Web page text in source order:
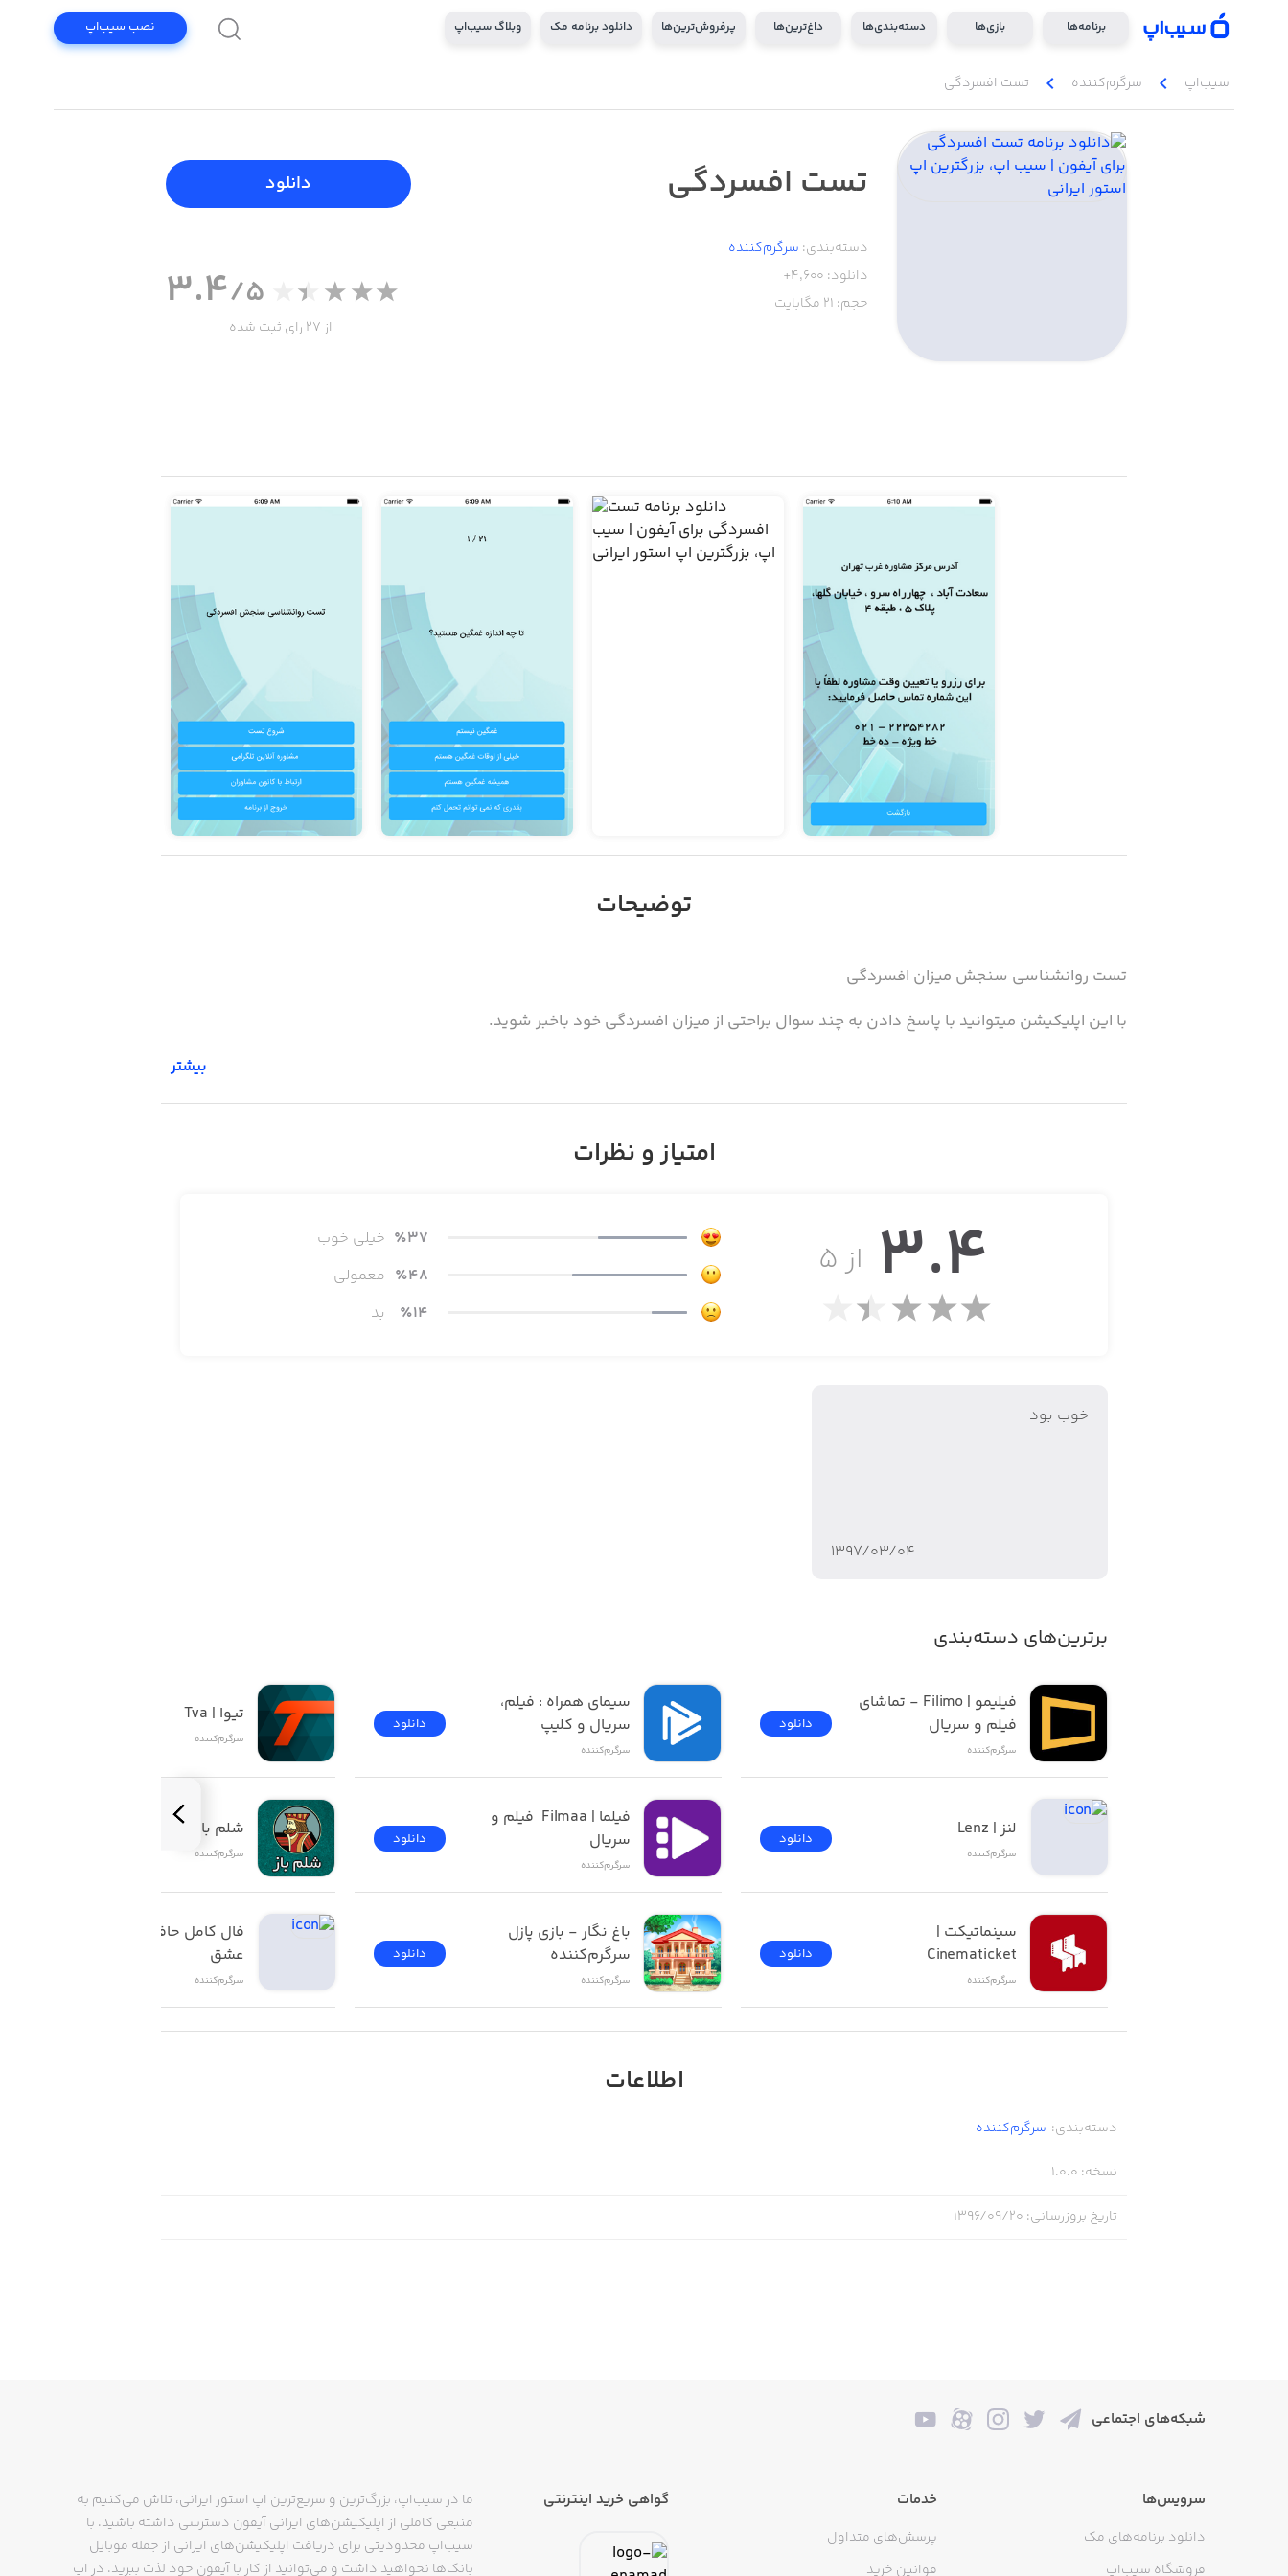
برنامه‌ها بازی‌ها دسته‌بندی‌ها داغ‌ترین‌ها پرفروش‌ترین‌ها دانلود برنامه مک وبلاگ سیب‌اپ نصب سیب‌اپ
سیب‌اپ chevron_left سرگرم‌کننده chevron_left تست افسردگی
تست افسردگی
دسته‌بندی: سرگرم‌کننده
دانلود: 4,600+
حجم: 21 مگابایت
دانلود
3.4/5
از 27 رای ثبت شده
توضیحات
تست روانشناسی سنجش میزان افسردگی
با این اپلیکیشن میتوانید با پاسخ دادن به چند سوال براحتی از میزان افسردگی خود باخبر شوید.
بیشتر
امتیاز و نظرات
از ۵ 3.4 ٪37
خیلی خوب
٪48
معمولی
٪14 بد
خوب بود
۱۳۹۷/۰۳/۰۴
برترین‌های دسته‌بندی
فیلم و سریال
سرگرم‌کننده
دانلود
لنز | Lenz
سرگرم‌کننده
دانلود
Cinematicket
سرگرم‌کننده
دانلود
سریال و کلیپ
سرگرم‌کننده
دانلود
سریال
سرگرم‌کننده
دانلود
سرگرم‌کننده
سرگرم‌کننده
دانلود
تیوا | Tva
سرگرم‌کننده
شلم باز | ShelemBaz
سرگرم‌کننده
عشق
سرگرم‌کننده
اطلاعات
دسته‌بندی: سرگرم‌کننده
نسخه:
1.0.0
تاریخ بروزرسانی: ۱۳۹۶/۰۹/۲۰
شبکه‌های اجتماعی
سرویس‌ها
دانلود برنامه‌های مک
فروشگاه سیب‌اپ
خدمات
پرسش‌های متداول
قوانین خرید
گواهی خرید اینترنتی
ما در سیب‌اپ، بزرگ‌ترین و سریع‌ترین اپ استور ایرانی، تلاش می‌کنیم به
منبعی کاملی از اپلیکیشن‌های ایرانی آیفون دسترسی داشته باشید. با
سیب‌اپ محدودیتی برای دریافت اپلیکیشن‌های ایرانی از جمله موبایل
بانک‌ها نخواهید داشت و می‌توانید از کار با آیفون خود لذت ببرید. در اپ